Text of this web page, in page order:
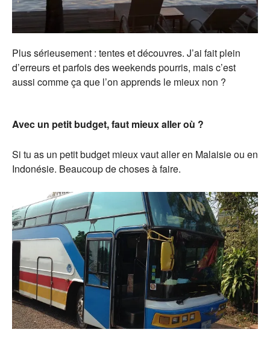
Plus sérieusement : tentes et découvres. J’ai fait plein
d’erreurs et parfois des weekends pourris, mais c’est
aussi comme ça que l’on apprends le mieux non ?
Avec un petit budget, faut mieux aller où ?
Si tu as un petit budget mieux vaut aller en Malaisie ou en
Indonésie. Beaucoup de choses à faire.